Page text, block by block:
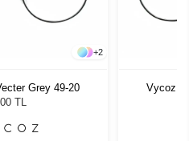
+2
Grey 49-20
TL
Vycoz